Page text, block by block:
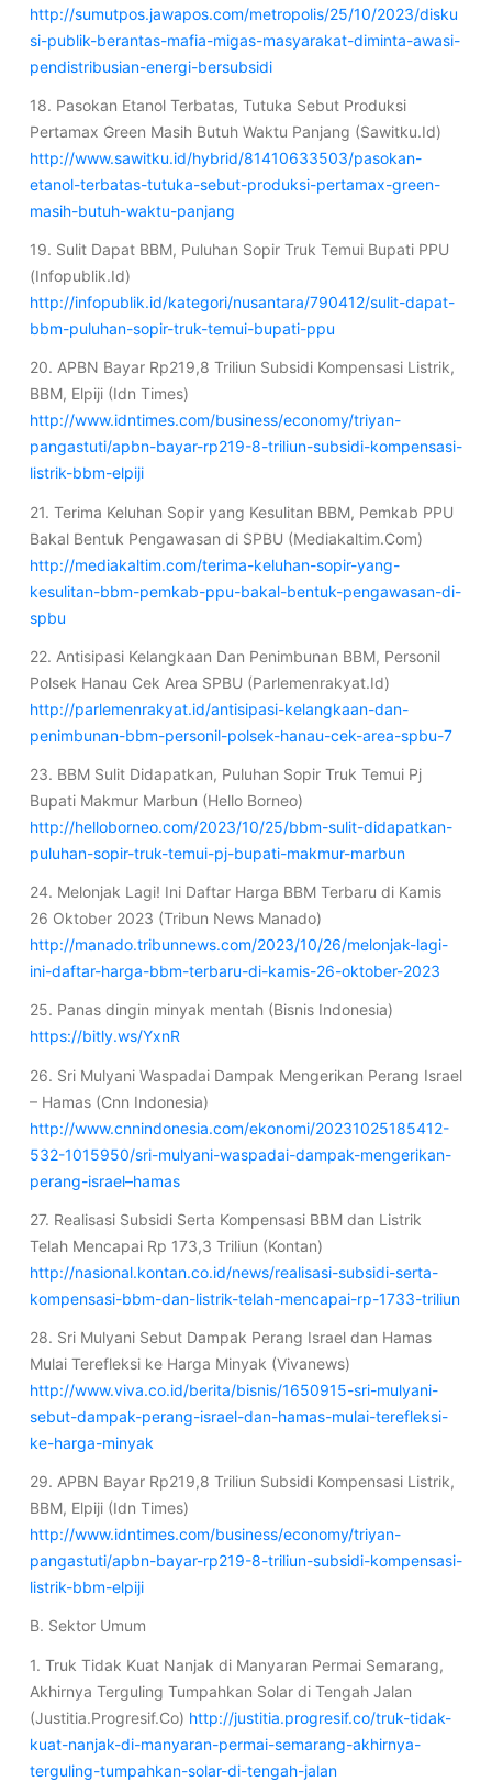
http://sumutpos.jawapos.com/metropolis/25/10/2023/disku
si-publik-berantas-mafia-migas-masyarakat-diminta-awasi-
pendistribusian-energi-bersubsidi
18. Pasokan Etanol Terbatas, Tutuka Sebut Produksi
Pertamax Green Masih Butuh Waktu Panjang (Sawitku.Id)
http://www.sawitku.id/hybrid/81410633503/pasokan-
etanol-terbatas-tutuka-sebut-produksi-pertamax-green-
masih-butuh-waktu-panjang
19. Sulit Dapat BBM, Puluhan Sopir Truk Temui Bupati PPU
(Infopublik.Id)
http://infopublik.id/kategori/nusantara/790412/sulit-dapat-
bbm-puluhan-sopir-truk-temui-bupati-ppu
20. APBN Bayar Rp219,8 Triliun Subsidi Kompensasi Listrik,
BBM, Elpiji (Idn Times)
http://www.idntimes.com/business/economy/triyan-
pangastuti/apbn-bayar-rp219-8-triliun-subsidi-kompensasi-
listrik-bbm-elpiji
21. Terima Keluhan Sopir yang Kesulitan BBM, Pemkab PPU
Bakal Bentuk Pengawasan di SPBU (Mediakaltim.Com)
http://mediakaltim.com/terima-keluhan-sopir-yang-
kesulitan-bbm-pemkab-ppu-bakal-bentuk-pengawasan-di-
spbu
22. Antisipasi Kelangkaan Dan Penimbunan BBM, Personil
Polsek Hanau Cek Area SPBU (Parlemenrakyat.Id)
http://parlemenrakyat.id/antisipasi-kelangkaan-dan-
penimbunan-bbm-personil-polsek-hanau-cek-area-spbu-7
23. BBM Sulit Didapatkan, Puluhan Sopir Truk Temui Pj
Bupati Makmur Marbun (Hello Borneo)
http://helloborneo.com/2023/10/25/bbm-sulit-didapatkan-
puluhan-sopir-truk-temui-pj-bupati-makmur-marbun
24. Melonjak Lagi! Ini Daftar Harga BBM Terbaru di Kamis
26 Oktober 2023 (Tribun News Manado)
http://manado.tribunnews.com/2023/10/26/melonjak-lagi-
ini-daftar-harga-bbm-terbaru-di-kamis-26-oktober-2023
25. Panas dingin minyak mentah (Bisnis Indonesia)
https://bitly.ws/YxnR
26. Sri Mulyani Waspadai Dampak Mengerikan Perang Israel
– Hamas (Cnn Indonesia)
http://www.cnnindonesia.com/ekonomi/20231025185412-
532-1015950/sri-mulyani-waspadai-dampak-mengerikan-
perang-israel–hamas
27. Realisasi Subsidi Serta Kompensasi BBM dan Listrik
Telah Mencapai Rp 173,3 Triliun (Kontan)
http://nasional.kontan.co.id/news/realisasi-subsidi-serta-
kompensasi-bbm-dan-listrik-telah-mencapai-rp-1733-triliun
28. Sri Mulyani Sebut Dampak Perang Israel dan Hamas
Mulai Terefleksi ke Harga Minyak (Vivanews)
http://www.viva.co.id/berita/bisnis/1650915-sri-mulyani-
sebut-dampak-perang-israel-dan-hamas-mulai-terefleksi-
ke-harga-minyak
29. APBN Bayar Rp219,8 Triliun Subsidi Kompensasi Listrik,
BBM, Elpiji (Idn Times)
http://www.idntimes.com/business/economy/triyan-
pangastuti/apbn-bayar-rp219-8-triliun-subsidi-kompensasi-
listrik-bbm-elpiji
B. Sektor Umum
1. Truk Tidak Kuat Nanjak di Manyaran Permai Semarang,
Akhirnya Terguling Tumpahkan Solar di Tengah Jalan
(Justitia.Progresif.Co) http://justitia.progresif.co/truk-tidak-
kuat-nanjak-di-manyaran-permai-semarang-akhirnya-
terguling-tumpahkan-solar-di-tengah-jalan